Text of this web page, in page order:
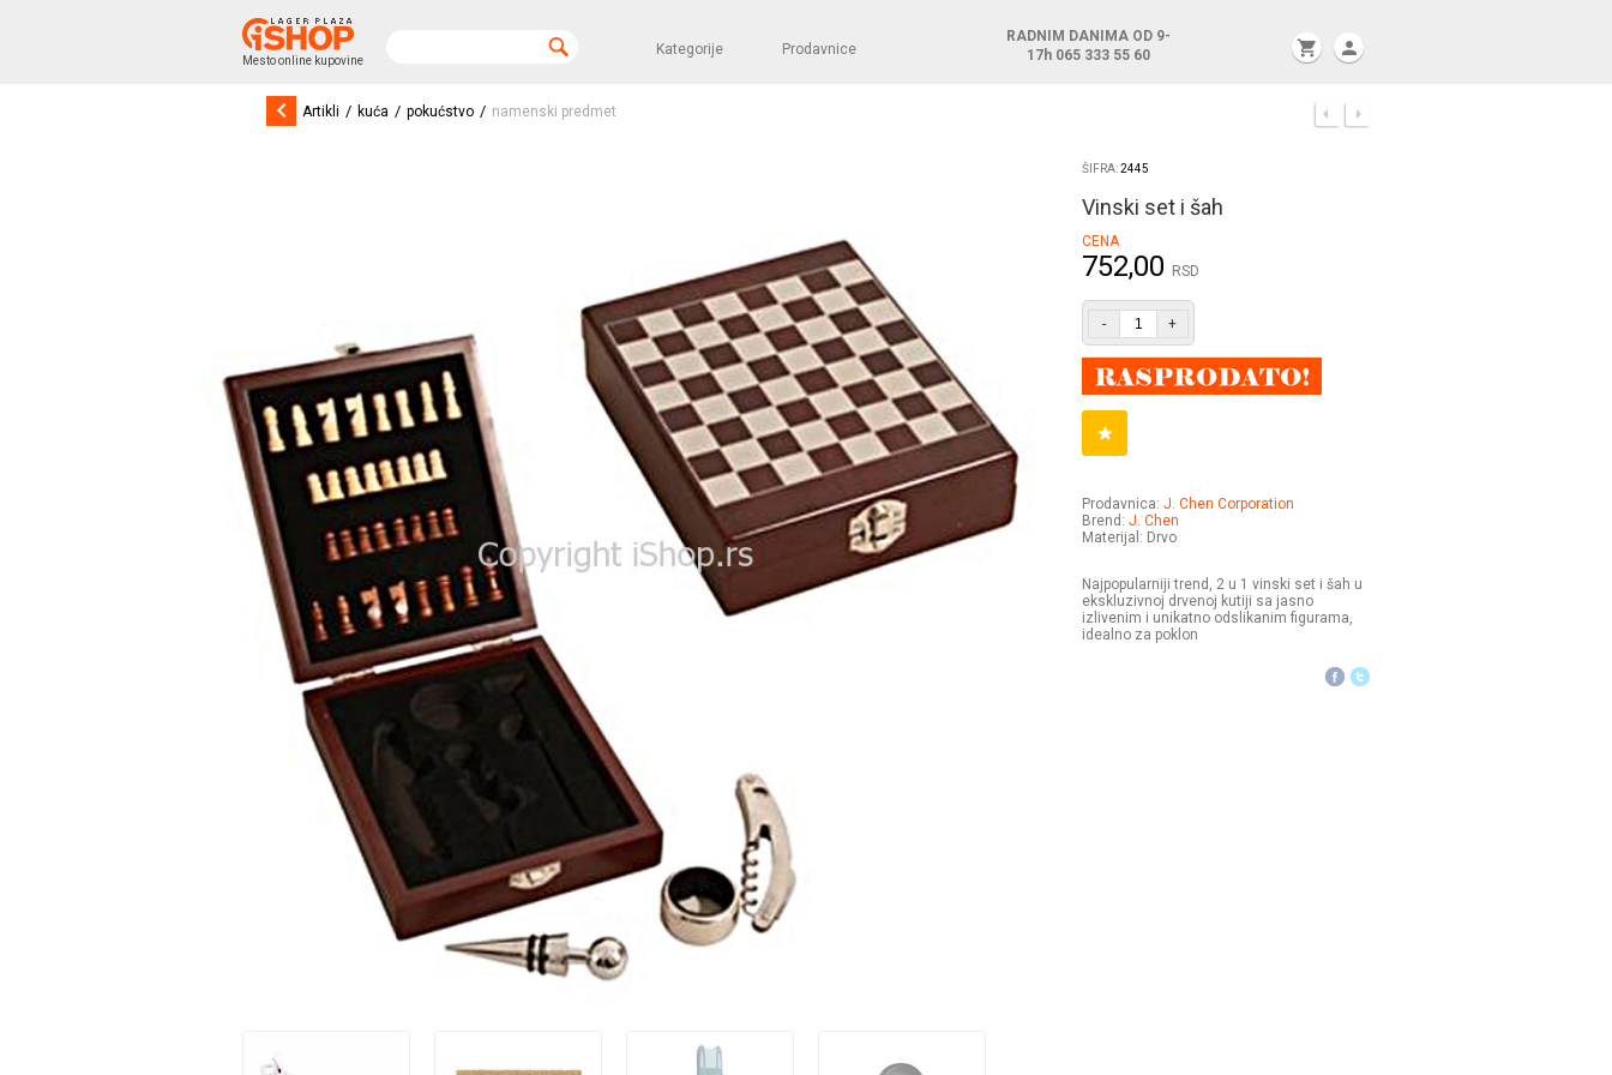
Mesto online kupovine
Kategorije Prodavnice
RADNIM DANIMA OD 9-
17h 065 333 55 60 shopping_cart person
keyboard_arrow_left Artikli / kuća / pokućstvo / namenski predmet
ŠIFRA:2445
Vinski set i šah
CENA
752,00 RSD
- +
Prodavnica: J. Chen Corporation
Brend: J. Chen
Materijal: Drvo
Najpopularniji trend, 2 u 1 vinski set i šah u
ekskluzivnoj drvenoj kutiji sa jasno
izlivenim i unikatno odslikanim figurama,
idealno za poklon